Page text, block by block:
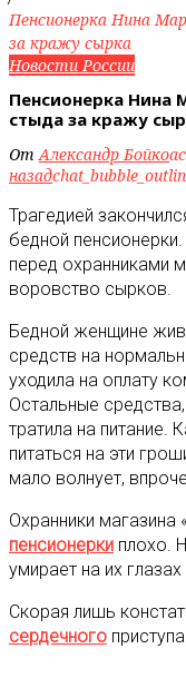
Пенсионерка Нина
за кражу сырка
Новости России
Пенсионерка Нина
стыда за кражу
ОтАлександр Бойко
назад
Трагедией
бедной
перед охранниками
воровство сырков.
Бедной женщине
средств на
уходила на оплату
Остальные
тратила на питание.
питаться на эти
мало волнует,
Охранники магазина
пенсионерки плохо.
умирает на их
Скорая лишь
сердечного